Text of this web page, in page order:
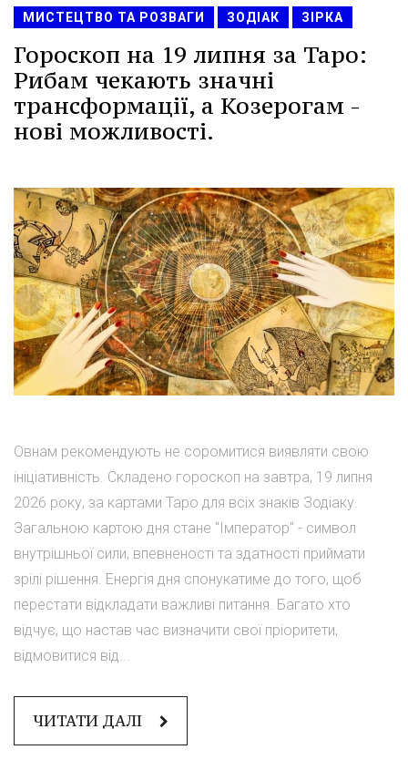
МИСТЕЦТВО ТА РОЗВАГИ ЗОДІАК ЗІРКА
Гороскоп на 19 липня за Таро:
Рибам чекають значні
трансформації, а Козерогам -
нові можливості.
Овнам рекомендують не соромитися виявляти свою
ініціативність. Складено гороскоп на завтра, 19 липня
2026 року, за картами Таро для всіх знаків Зодіаку.
Загальною картою дня стане "Імператор" - символ
внутрішньої сили, впевненості та здатності приймати
зрілі рішення. Енергія дня спонукатиме до того, щоб
перестати відкладати важливі питання. Багато хто
відчує, що настав час визначити свої пріоритети,
відмовитися від...
ЧИТАТИ ДАЛІ